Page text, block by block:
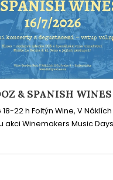
& SPANISH WINES
18-22 h Foltýn Wine, V
akci Winemakers Music